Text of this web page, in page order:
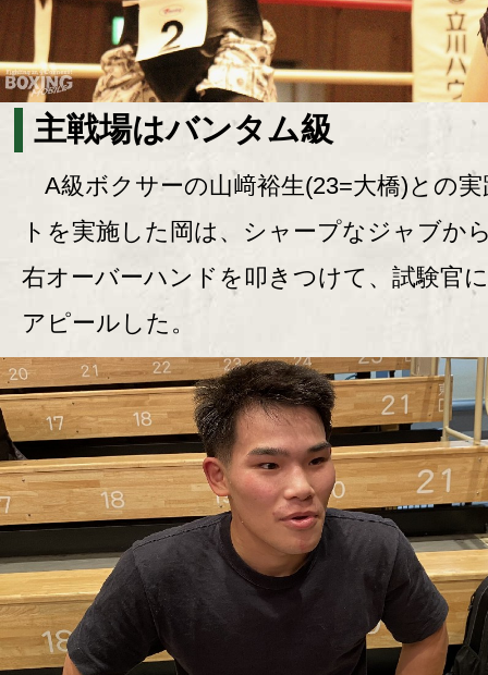
主戦場はバンタム級
A級ボクサーの山﨑裕生(23=大橋)との
トを実施した岡は、シャープなジャブか
右オーバーハンドを叩きつけて、試験官
アピールした。